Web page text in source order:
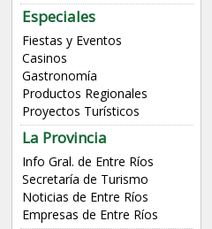
Especiales
Fiestas y Eventos
Casinos
Gastronomía
Productos Regionales
Proyectos Turísticos
La Provincia
Info Gral. de Entre Ríos
Secretaría de Turismo
Noticias de Entre Ríos
Empresas de Entre Ríos